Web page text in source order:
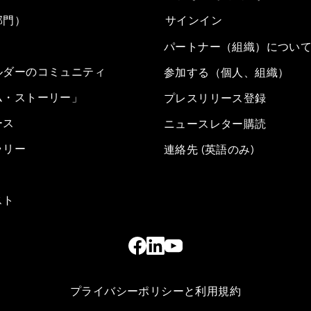
）
ーのコミュニティ
ストーリー」
リー
サインイン
パートナー（組織）につい
参加する（個人、組織）
プレスリリース登録
ニュースレター購読
連絡先 (英語のみ)
プライバシーポリシーと利用規約